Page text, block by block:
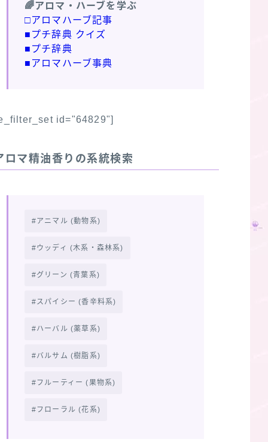
🌈アロマ・ハーブを学ぶ
□アロマハーブ記事
■プチ辞典 クイズ
■プチ辞典
■アロマハーブ事典
id="64829"]
ロマ精油香りの系統検索
アニマル (動物系)
ウッディ (木系・森林系)
グリーン (青葉系)
スパイシー (香辛料系)
ハーバル (薬草系)
バルサム (樹脂系)
フルーティー (果物系)
フローラル (花系)